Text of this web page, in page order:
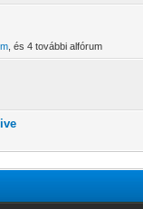
, és 4 további alfórum